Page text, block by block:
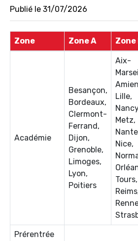
Publié le 31/07/2026
Zone Zone A Zone
Académie
Besançon,
Bordeaux,
Clermont-
Ferrand,
Dijon,
Grenoble,
Limoges,
Lyon,
Poitiers
Aix-
Lille,
Metz,
Nice,
Tours,
Prérentrée